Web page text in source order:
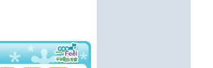
诞要快乐!新年要快乐!天天
这个特别的日子里,愿幸福,